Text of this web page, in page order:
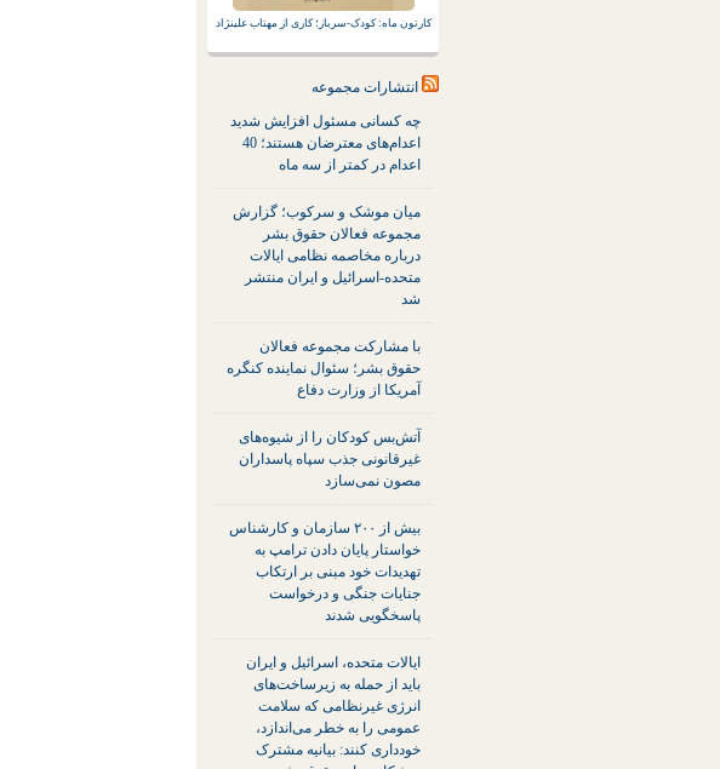
کارتون ماه: کودک-سرباز؛ کاری از مهتاب علینژاد
انتشارات مجموعه
چه کسانی مسئول افزایش شدید
اعدام‌های معترضان هستند؛ 40
اعدام در کمتر از سه ماه
میان موشک و سرکوب؛ گزارش
مجموعه فعالان حقوق بشر
درباره مخاصمه نظامی ایالات
متحده-اسرائیل و ایران منتشر
شد
با مشارکت مجموعه فعالان
حقوق بشر؛ سئوال نماینده کنگره
آمریکا از وزارت دفاع
آتش‌بس کودکان را از شیوه‌های
غیرقانونی جذب سپاه پاسداران
مصون نمی‌سازد
بیش از ۲۰۰ سازمان و کارشناس
خواستار پایان دادن ترامپ به
تهدیدات خود مبنی بر ارتکاب
جنایات جنگی و درخواست
پاسخگویی شدند
ایالات متحده، اسرائیل و ایران
باید از حمله به زیرساخت‌های
انرژی غیرنظامی که سلامت
عمومی را به خطر می‌اندازد،
خودداری کنند: بیانیه مشترک